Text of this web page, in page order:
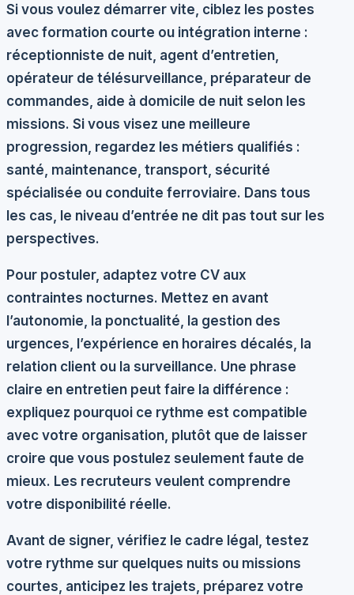
Si vous voulez démarrer vite, ciblez les postes
avec formation courte ou intégration interne :
réceptionniste de nuit, agent d’entretien,
opérateur de télésurveillance, préparateur de
commandes, aide à domicile de nuit selon les
missions. Si vous visez une meilleure
progression, regardez les métiers qualifiés :
santé, maintenance, transport, sécurité
spécialisée ou conduite ferroviaire. Dans tous
les cas, le niveau d’entrée ne dit pas tout sur les
perspectives.
Pour postuler, adaptez votre CV aux
contraintes nocturnes. Mettez en avant
l’autonomie, la ponctualité, la gestion des
urgences, l’expérience en horaires décalés, la
relation client ou la surveillance. Une phrase
claire en entretien peut faire la différence :
expliquez pourquoi ce rythme est compatible
avec votre organisation, plutôt que de laisser
croire que vous postulez seulement faute de
mieux. Les recruteurs veulent comprendre
votre disponibilité réelle.
Avant de signer, vérifiez le cadre légal, testez
votre rythme sur quelques nuits ou missions
courtes, anticipez les trajets, préparez votre